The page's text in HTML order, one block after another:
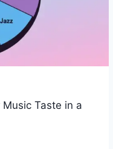
Taste in a